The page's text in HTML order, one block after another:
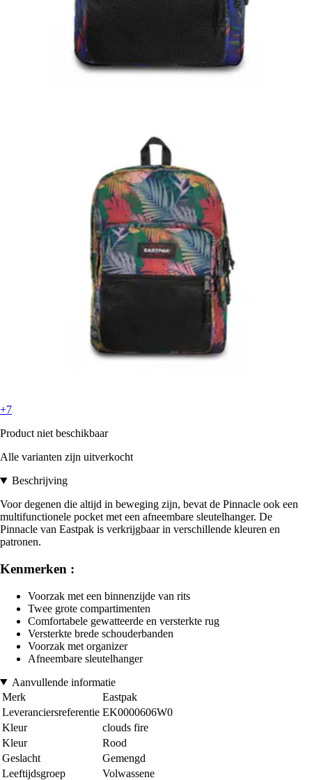
+7
Product niet beschikbaar
Alle varianten zijn uitverkocht
Beschrijving
Voor degenen die altijd in beweging zijn, bevat de Pinnacle ook een
multifunctionele pocket met een afneembare sleutelhanger. De
Pinnacle van Eastpak is verkrijgbaar in verschillende kleuren en
patronen.
Kenmerken :
Voorzak met een binnenzijde van rits
Twee grote compartimenten
Comfortabele gewatteerde en versterkte rug
Versterkte brede schouderbanden
Voorzak met organizer
Afneembare sleutelhanger
Aanvullende informatie
Merk
Eastpak
Leveranciersreferentie EK0000606W0
Kleur
clouds fire
Kleur
Rood
Geslacht
Gemengd
Leeftijdsgroep
Volwassene